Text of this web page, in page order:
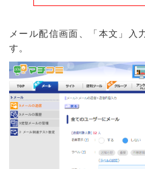
メール配信画面、「本文」入
す。